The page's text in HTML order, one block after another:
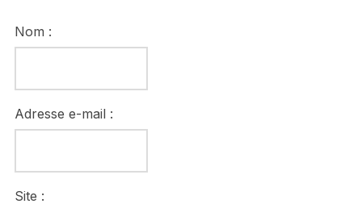
Nom :
Adresse e-mail :
Site :